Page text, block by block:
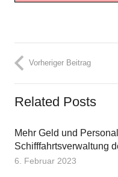
Vorheriger Beitrag
Related Posts
Mehr Geld und
Schifffahrtsverwaltung
6. Februar 2023